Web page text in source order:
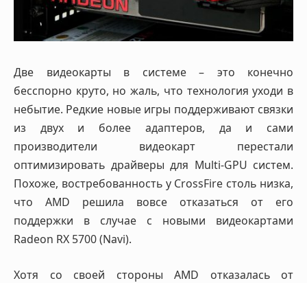
Две видеокарты в системе – это конечно
бесспорно круто, но жаль, что технология уходи в
небытие. Редкие новые игры поддерживают связки
из двух и более адаптеров, да и сами
производители видеокарт перестали
оптимизировать драйверы для Multi-GPU систем.
Похоже, востребованность у CrossFire столь низка,
что AMD решила вовсе отказаться от его
поддержки в случае с новыми видеокартами
Radeon RX 5700 (Navi).
Хотя со своей стороны AMD отказалась от